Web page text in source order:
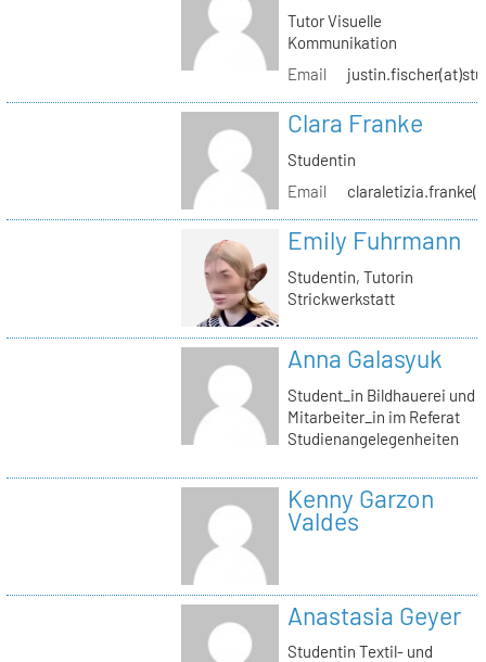
Tutor Visuelle
Kommunikation
Email
Clara Franke
Studentin
Email
Emily Fuhrmann
Studentin, Tutorin
Strickwerkstatt
Anna Galasyuk
Student_in Bildhauerei und
Mitarbeiter_in im Referat
Studienangelegenheiten
Kenny Garzon
Valdes
Anastasia Geyer
Studentin Textil- und